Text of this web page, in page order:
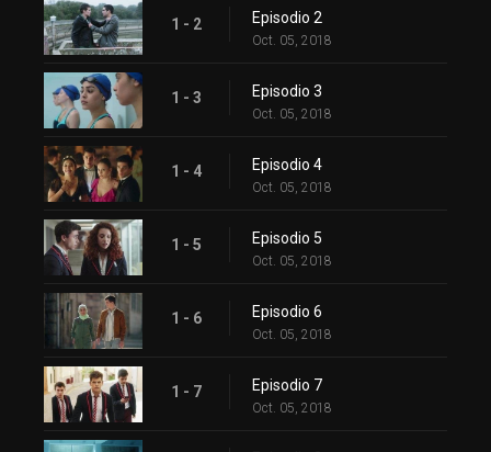
1 - 2 Episodio 2
Oct. 05, 2018
1 - 3 Episodio 3
Oct. 05, 2018
1 - 4 Episodio 4
Oct. 05, 2018
1 - 5 Episodio 5
Oct. 05, 2018
1 - 6 Episodio 6
Oct. 05, 2018
1 - 7 Episodio 7
Oct. 05, 2018